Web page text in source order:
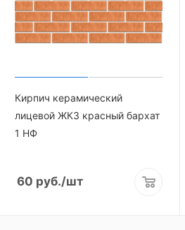
Кирпич керамический
лицевой ЖКЗ красный бархат
1 НФ
60 руб./шт